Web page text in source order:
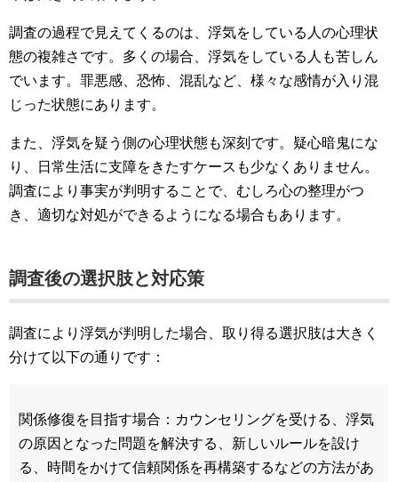
調査の過程で見えてくるのは、浮気をしている人の心理状
態の複雑さです。多くの場合、浮気をしている人も苦しん
でいます。罪悪感、恐怖、混乱など、様々な感情が入り混
じった状態にあります。
また、浮気を疑う側の心理状態も深刻です。疑心暗鬼にな
り、日常生活に支障をきたすケースも少なくありません。
調査により事実が判明することで、むしろ心の整理がつ
き、適切な対処ができるようになる場合もあります。
調査後の選択肢と対応策
調査により浮気が判明した場合、取り得る選択肢は大きく
分けて以下の通りです：
関係修復を目指す場合：カウンセリングを受ける、浮気
の原因となった問題を解決する、新しいルールを設け
る、時間をかけて信頼関係を再構築するなどの方法があ